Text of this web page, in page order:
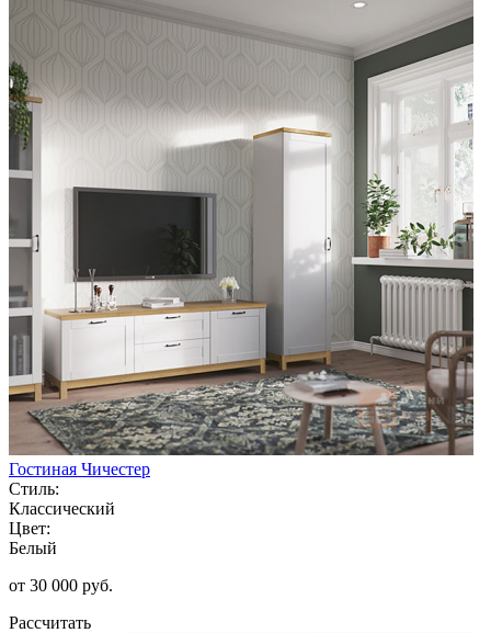
Гостиная Чичестер
Стиль:
Классический
Цвет:
Белый
от 30 000 руб.
Рассчитать